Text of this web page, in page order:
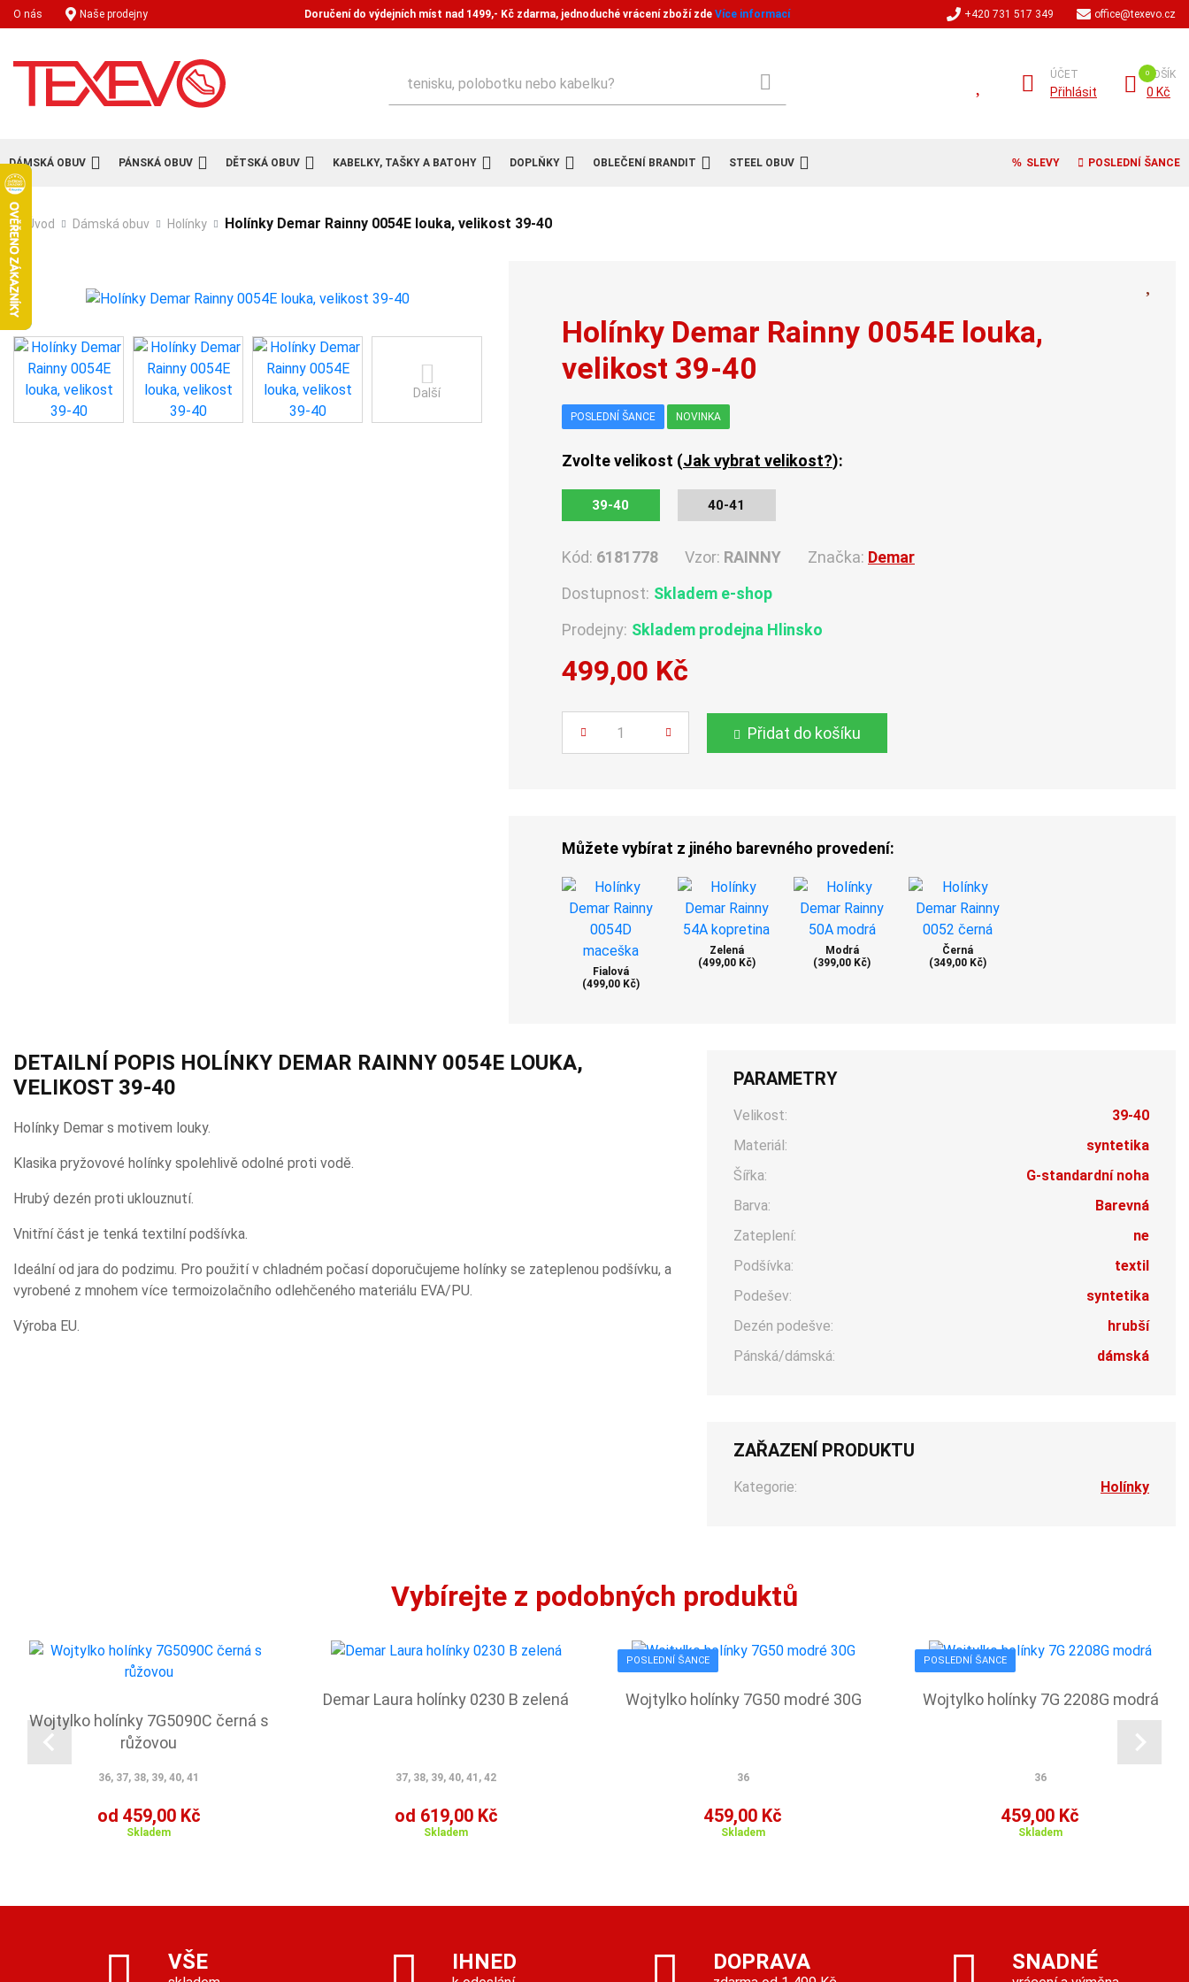
O nás Naše prodejny Doručení do výdejních míst nad 1499,- Kč zdarma, jednoduché vrácení zboží zde Více informací +420 731 517 349 office@texevo.cz
ÚČET
Přihlásit
KOŠÍK
0 Kč
DÁMSKÁ OBUV PÁNSKÁ OBUV DĚTSKÁ OBUV KABELKY, TAŠKY A BATOHY DOPLŇKY OBLEČENÍ BRANDIT STEEL OBUV SLEVY POSLEDNÍ ŠANCE
Úvod Dámská obuv Holínky Holínky Demar Rainny 0054E louka, velikost 39-40
Další
Holínky Demar Rainny 0054E louka,
velikost 39-40
POSLEDNÍ ŠANCE NOVINKA
Zvolte velikost (Jak vybrat velikost?):
39-40 40-41
Kód: 6181778 Vzor: RAINNY Značka: Demar
Dostupnost: Skladem e-shop
Prodejny: Skladem prodejna Hlinsko
499,00 Kč
Přidat do košíku
Můžete vybírat z jiného barevného provedení:
Fialová
(499,00 Kč)
Zelená
(499,00 Kč)
Modrá
(399,00 Kč)
Černá
(349,00 Kč)
DETAILNÍ POPIS HOLÍNKY DEMAR RAINNY 0054E LOUKA,
VELIKOST 39-40
Holínky Demar s motivem louky.
Klasika pryžovové holínky spolehlivě odolné proti vodě.
Hrubý dezén proti uklouznutí.
Vnitřní část je tenká textilní podšívka.
Ideální od jara do podzimu. Pro použití v chladném počasí doporučujeme holínky se zateplenou podšívku, a
vyrobené z mnohem více termoizolačního odlehčeného materiálu EVA/PU.
Výroba EU.
PARAMETRY
Velikost:
39-40
Materiál:
syntetika
Šířka:
G-standardní noha
Barva:
Barevná
Zateplení:
ne
Podšívka:
textil
Podešev:
syntetika
Dezén podešve:
hrubší
Pánská/dámská:
dámská
ZAŘAZENÍ PRODUKTU
Kategorie: Holínky
Vybírejte z podobných produktů
Wojtylko holínky 7G5090C černá s
růžovou
36, 37, 38, 39, 40, 41
od 459,00 Kč
Skladem
Demar Laura holínky 0230 B zelená
37, 38, 39, 40, 41, 42
od 619,00 Kč
Skladem
POSLEDNÍ ŠANCE
Wojtylko holínky 7G50 modré 30G
36
459,00 Kč
Skladem
POSLEDNÍ ŠANCE
Wojtylko holínky 7G 2208G modrá
36
459,00 Kč
Skladem
VŠE IHNED DOPRAVA SNADNÉ